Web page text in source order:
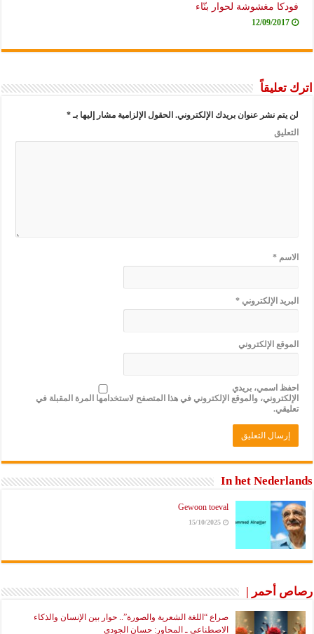
فودكا مغشوشة لحوار بنّاء
12/09/2017
اترك تعليقاً
لن يتم نشر عنوان بريدك الإلكتروني. الحقول الإلزامية مشار إليها بـ*
التعليق
الاسم*
البريد الإلكتروني*
الموقع الإلكتروني
احفظ اسمي، بريدي
الإلكتروني، والموقع الإلكتروني في هذا المتصفح لاستخدامها المرة المقبلة في
تعليقي.
In het Nederlands
Gewoon toeval
15/10/2025
رصاص أحمر |
صراع “اللغة الشعرية والصورة”.. حوار بين الإنسان والذكاء
الاصطناعي ـ المحاور: حسان الجودي